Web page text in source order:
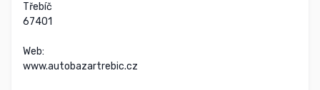
Třebíč
67401
Web:
www.autobazartrebic.cz